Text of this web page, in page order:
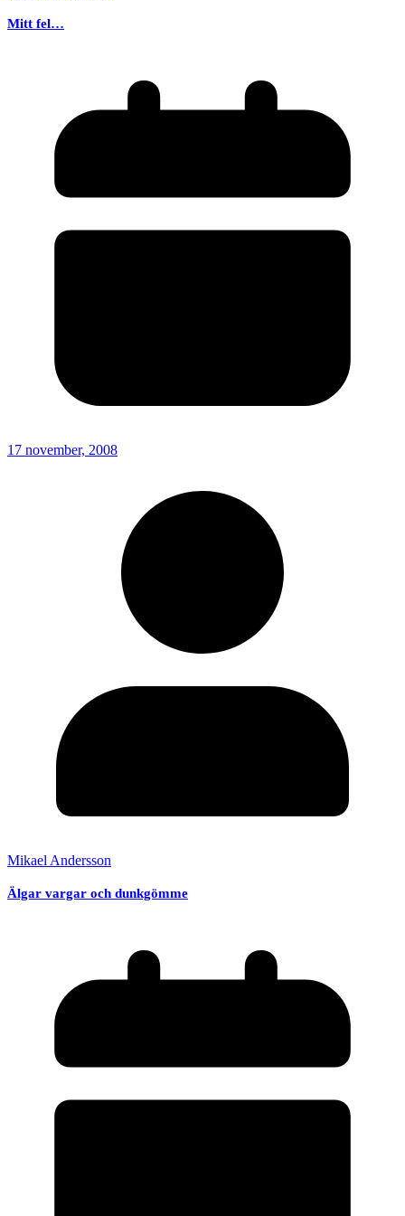
Mitt fel…
17 november, 2008
Mikael Andersson
Älgar vargar och dunkgömme